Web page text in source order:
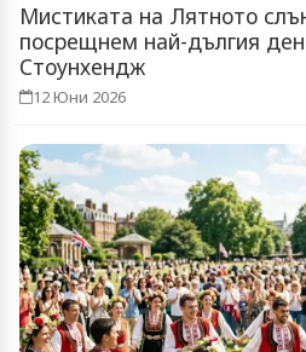
Мистиката на Лятното
посрещнем най-дългия
Стоунхендж
12 Юни 2026